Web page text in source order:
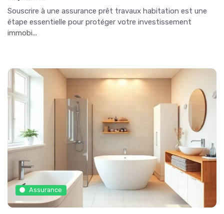
Souscrire à une assurance prêt travaux habitation est une
étape essentielle pour protéger votre investissement
immobi...
Assurance